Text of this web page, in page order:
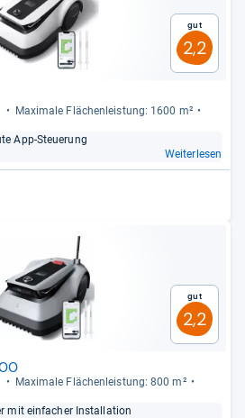
Gut
2,2
Maxi­male Flä­chen­leis­tung: 1600 m²
App-​Steue­rung
Weiterlesen
Gut
2,2
Maxi­male Flä­chen­leis­tung: 800 m²
mit ein­fa­cher Instal­la­tion